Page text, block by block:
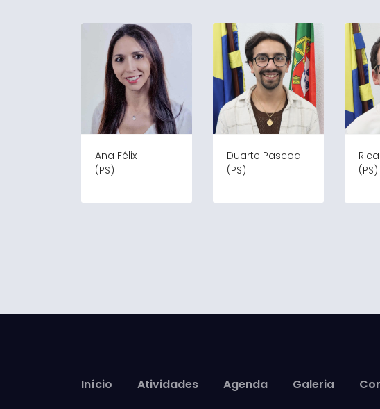
Ana Félix
(PS)
Duarte Pascoal
(PS)
(PS)
Início Atividades Agenda Galeria